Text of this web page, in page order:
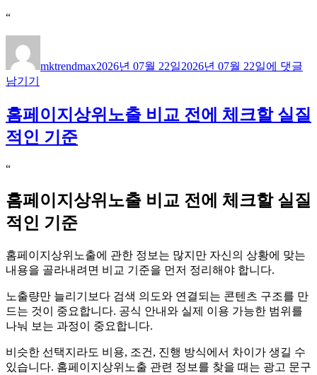
“
이
mktrendmax일
2026년 07월 22일2026년 07월 22일변
정
볼
때
한
부
분
에 댓글
남기기
홈페이지상위노출 비교 전에 체크할 실질
적인 기준
“
홈페이지상위노출 비교 전에 체크할 실질
적인 기준
홈페이지상위노출에 관한 정보는 많지만 자신의 상황에 맞는
내용을 골라내려면 비교 기준을 먼저 정리해야 합니다.
노출량만 늘리기보다 검색 의도와 연결되는 콘텐츠 구조를 만
드는 것이 중요합니다. 공식 안내와 실제 이용 가능한 범위를
나눠 보는 과정이 중요합니다.
비슷한 선택지라도 비용, 조건, 진행 방식에서 차이가 생길 수
있습니다. 홈페이지상위노출 관련 정보를 찾을 때는 광고 문구